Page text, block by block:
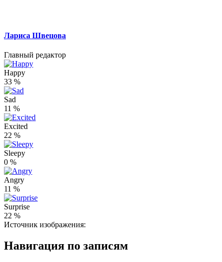
Лариса Швецова
Главный редактор
Happy
33 %
Sad
11 %
Excited
22 %
Sleepy
0 %
Angry
11 %
Surprise
22 %
Источник изображения:
Навигация по записям